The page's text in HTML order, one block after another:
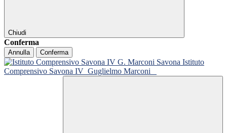
Chiudi
Conferma
Annulla Conferma
Istituto
Comprensivo Savona IV Guglielmo Marconi